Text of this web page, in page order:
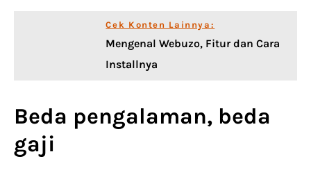
Cek Konten Lainnya:
Mengenal Webuzo, Fitur dan Cara
Installnya
Beda pengalaman, beda
gaji